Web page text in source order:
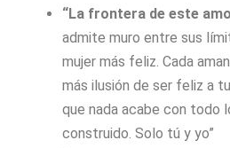
“La frontera de este
admite muro entre sus
mujer más feliz. Cada
más ilusión de ser feliz a
que nada acabe con todo
construido. Solo tú y yo”